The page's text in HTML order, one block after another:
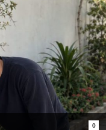
0